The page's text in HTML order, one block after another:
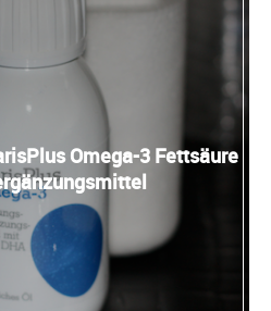
Omega-3 Fettsäure